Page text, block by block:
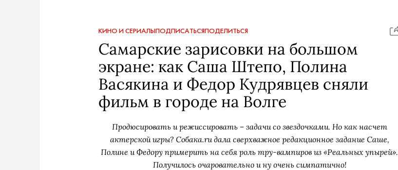
КИНО И СЕРИАЛЫПОДПИСАТЬСЯПОДЕЛИТЬСЯ
Самарские зарисовки на большом
экране: как Саша Штепо, Полина
Васякина и Федор Кудрявцев сняли
фильм в городе на Волге
Продюсировать и режиссировать – задачи со звездочками. Но как насчет
актерской игры? Собака.ru дала сверхважное редакционное задание Саше,
Полине и Федору примерить на себя роль тру-вампиров из «Реальных упырей».
Получилось очаровательно и ну очень симпатично!